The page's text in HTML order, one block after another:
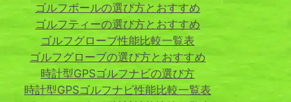
ゴルフボールの選び方とおすすめ
ゴルフティーの選び方とおすすめ
ゴルフグローブ性能比較一覧表
ゴルフグローブの選び方とおすすめ
時計型GPSゴルフナビの選び方
時計型GPSゴルフナビ性能比較一覧表